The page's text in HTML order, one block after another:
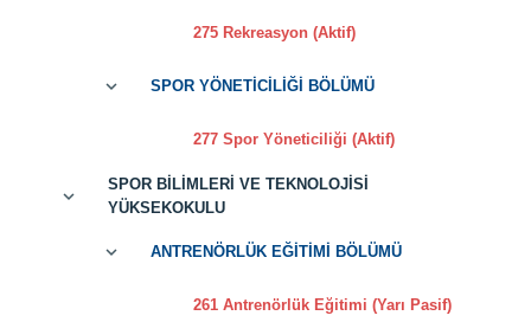
275 Rekreasyon (Aktif)
SPOR YÖNETİCİLİĞİ BÖLÜMÜ
277 Spor Yöneticiliği (Aktif)
SPOR BİLİMLERİ VE TEKNOLOJİSİ
YÜKSEKOKULU
ANTRENÖRLÜK EĞİTİMİ BÖLÜMÜ
261 Antrenörlük Eğitimi (Yarı Pasif)